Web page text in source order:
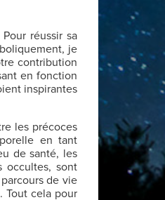
réussir sa
je
contribution
en fonction
inspirantes
les précoces
en tant
de santé, les
occultes, sont
de vie
Tout cela pour